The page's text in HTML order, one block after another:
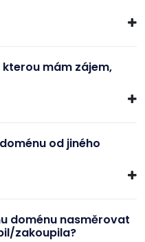
mám zájem,
od jiného
doménu nasměrovat
zakoupila?